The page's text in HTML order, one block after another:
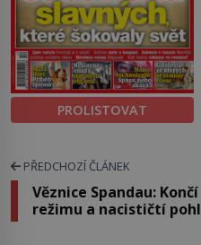
PROLISTOVAT
PŘEDCHOZÍ ČLÁNEK
Věznice Spandau:
režimu a nacističtí